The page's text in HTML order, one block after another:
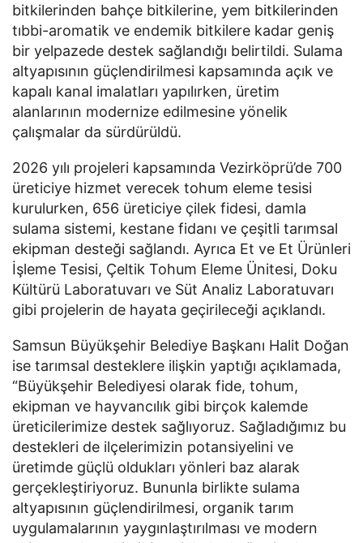
bitkilerinden bahçe bitkilerine, yem bitkilerinden
tıbbi-aromatik ve endemik bitkilere kadar geniş
bir yelpazede destek sağlandığı belirtildi. Sulama
altyapısının güçlendirilmesi kapsamında açık ve
kapalı kanal imalatları yapılırken, üretim
alanlarının modernize edilmesine yönelik
çalışmalar da sürdürüldü.
2026 yılı projeleri kapsamında Vezirköprü’de 700
üreticiye hizmet verecek tohum eleme tesisi
kurulurken, 656 üreticiye çilek fidesi, damla
sulama sistemi, kestane fidanı ve çeşitli tarımsal
ekipman desteği sağlandı. Ayrıca Et ve Et Ürünleri
İşleme Tesisi, Çeltik Tohum Eleme Ünitesi, Doku
Kültürü Laboratuvarı ve Süt Analiz Laboratuvarı
gibi projelerin de hayata geçirileceği açıklandı.
Samsun Büyükşehir Belediye Başkanı Halit Doğan
ise tarımsal desteklere ilişkin yaptığı açıklamada,
“Büyükşehir Belediyesi olarak fide, tohum,
ekipman ve hayvancılık gibi birçok kalemde
üreticilerimize destek sağlıyoruz. Sağladığımız bu
destekleri de ilçelerimizin potansiyelini ve
üretimde güçlü oldukları yönleri baz alarak
gerçekleştiriyoruz. Bununla birlikte sulama
altyapısının güçlendirilmesi, organik tarım
uygulamalarının yaygınlaştırılması ve modern